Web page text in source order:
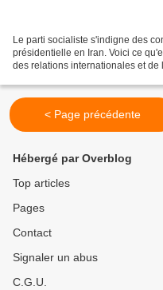
Le parti socialiste s'indigne des
présidentielle en Iran. Voici ce
des relations internationales et de
< Page précédente
Hébergé par Overblog
Top articles
Pages
Contact
Signaler un abus
C.G.U.